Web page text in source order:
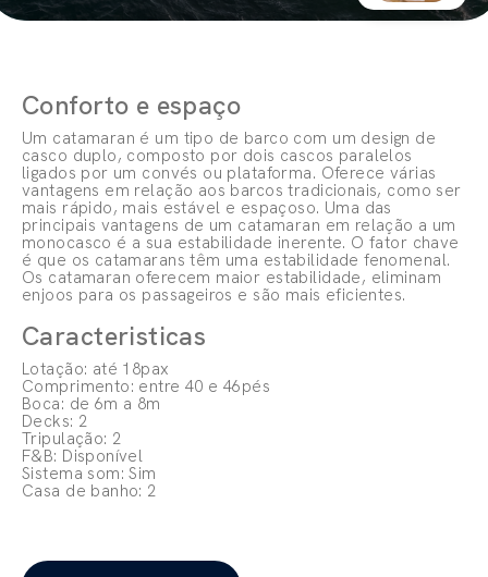
Conforto e espaço
Um catamaran é um tipo de barco com um design de
casco duplo, composto por dois cascos paralelos
ligados por um convés ou plataforma. Oferece várias
vantagens em relação aos barcos tradicionais, como ser
mais rápido, mais estável e espaçoso. Uma das
principais vantagens de um catamaran em relação a um
monocasco é a sua estabilidade inerente. O fator chave
é que os catamarans têm uma estabilidade fenomenal.
Os catamaran oferecem maior estabilidade, eliminam
enjoos para os passageiros e são mais eficientes.
Caracteristicas
Lotação: até 18pax
Comprimento: entre 40 e 46pés
Boca: de 6m a 8m
Decks: 2
Tripulação: 2
F&B: Disponível
Sistema som: Sim
Casa de banho: 2